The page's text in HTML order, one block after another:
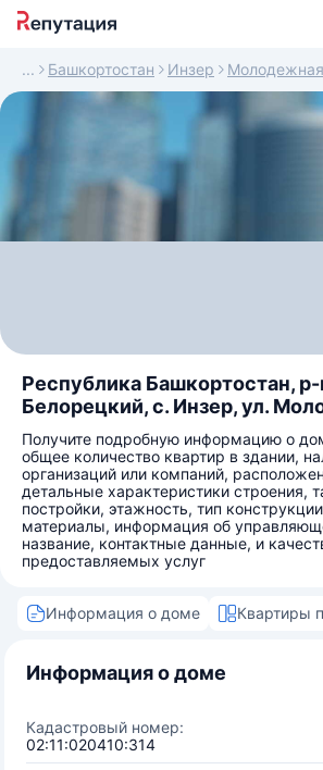
Башкортостан Инзер Молодежная
Республика Башкортостан, р-
Белорецкий, с. Инзер, ул.
Получите подробную информацию о
общее количество квартир в здании,
организаций или компаний,
детальные характеристики строения,
постройки, этажность, тип
материалы, информация об
название, контактные данные, и
предоставляемых услуг
Информация о доме Квартиры
Информация о доме
Кадастровый номер:
02:11:020410:314